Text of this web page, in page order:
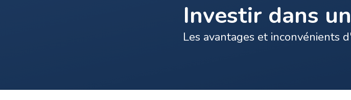
Investir dans
Les avantages et inconvénients